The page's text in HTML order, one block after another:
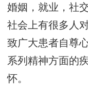
婚姻，就业，社
社会上有很多人
致广大患者自尊
系列精神方面的
怀。